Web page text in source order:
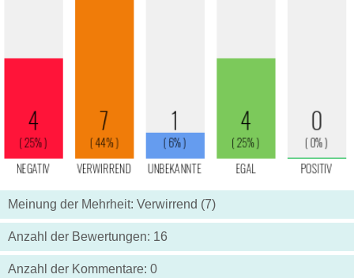
Meinung der Mehrheit: Verwirrend (7)
Anzahl der Bewertungen: 16
Anzahl der Kommentare: 0